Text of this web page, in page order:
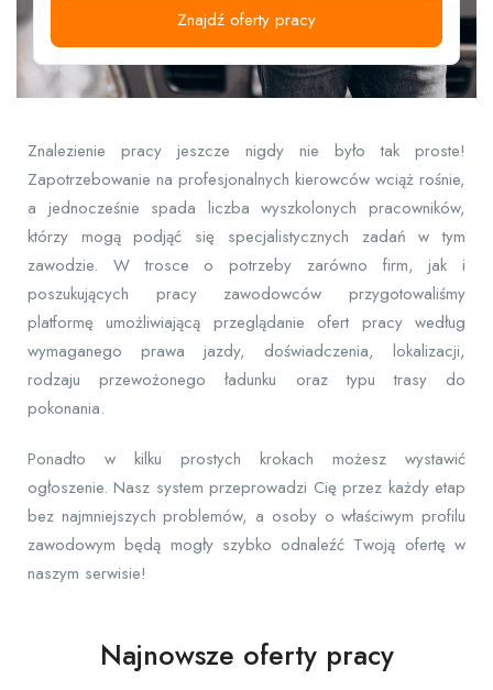
Znajdź oferty pracy
Znalezienie pracy jeszcze nigdy nie było tak proste!
Zapotrzebowanie na profesjonalnych kierowców wciąż rośnie,
a jednocześnie spada liczba wyszkolonych pracowników,
którzy mogą podjąć się specjalistycznych zadań w tym
zawodzie. W trosce o potrzeby zarówno firm, jak i
poszukujących pracy zawodowców przygotowaliśmy
platformę umożliwiającą przeglądanie ofert pracy według
wymaganego prawa jazdy, doświadczenia, lokalizacji,
rodzaju przewożonego ładunku oraz typu trasy do
pokonania.
Ponadto w kilku prostych krokach możesz wystawić
ogłoszenie. Nasz system przeprowadzi Cię przez każdy etap
bez najmniejszych problemów, a osoby o właściwym profilu
zawodowym będą mogły szybko odnaleźć Twoją ofertę w
naszym serwisie!
Najnowsze oferty pracy